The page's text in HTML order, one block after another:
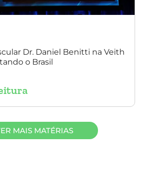
Dr. Daniel Benitti na Veith
o Brasil
MAIS MATÉRIAS